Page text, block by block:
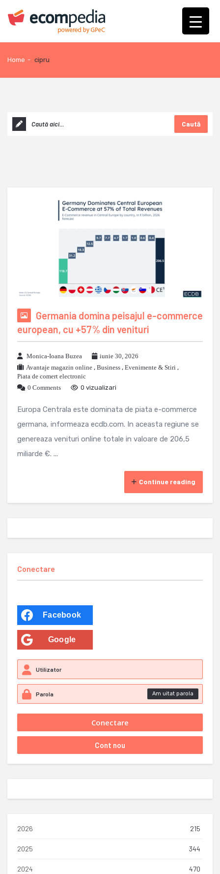
Home - cipru
Caută
Germania domina peisajul e-commerce
european, cu +57% din venituri
Monica-Ioana Buzea
iunie 30, 2026
Avantaje magazin online , Business , Evenimente & Stiri ,
Piata de comert electronic
0 Comments
0 vizualizari
Europa Centrala este dominata de piata e-commerce
germana, informeaza ecdb.com. In aceasta regiune se
genereaza venituri online totale in valoare de 206,5
miliarde €. ...
Continue reading
Conectare
Facebook
Google
Am uitat parola
2026 215
2025 344
2024 470